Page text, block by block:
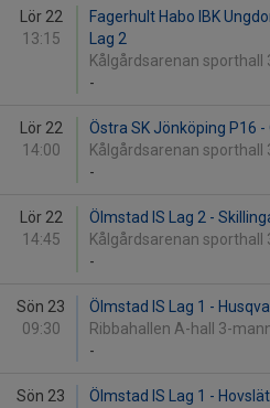
Lör 22
13:15
Fagerhult Habo IBK
Lag 2
Kålgårdsarenan sporthall
-
Lör 22
14:00
Östra SK Jönköping P16 -
Kålgårdsarenan sporthall
-
Lör 22
14:45
Ölmstad IS Lag 2 -
Kålgårdsarenan sporthall
-
Sön 23
09:30
Ölmstad IS Lag 1 -
Ribbahallen A-hall 3-
-
Sön 23
Ölmstad IS Lag 1 -